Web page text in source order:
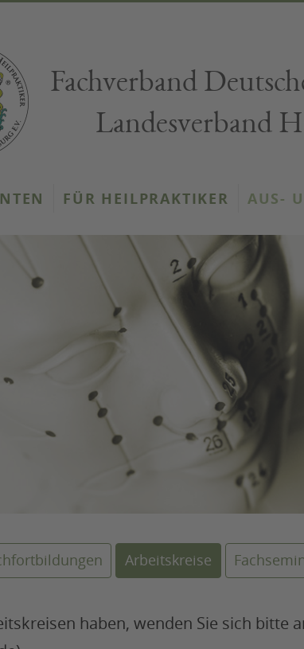
Fachverband
Landesverband
FÜR HEILPRAKTIKER AUS-
Arbeitskreise
haben, wenden Sie sich bitte